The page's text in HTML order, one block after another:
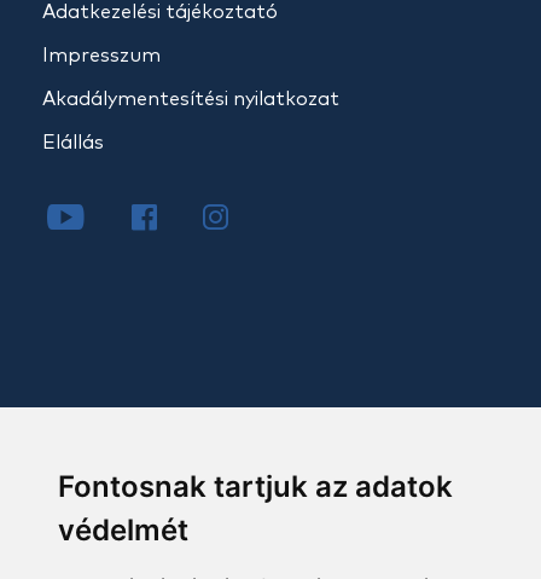
Fontosnak tartjuk az adatok
védelmét
Adatkezelési tájékoztató
Impresszum
Akadálymentesítési nyilatkozat
Elállás